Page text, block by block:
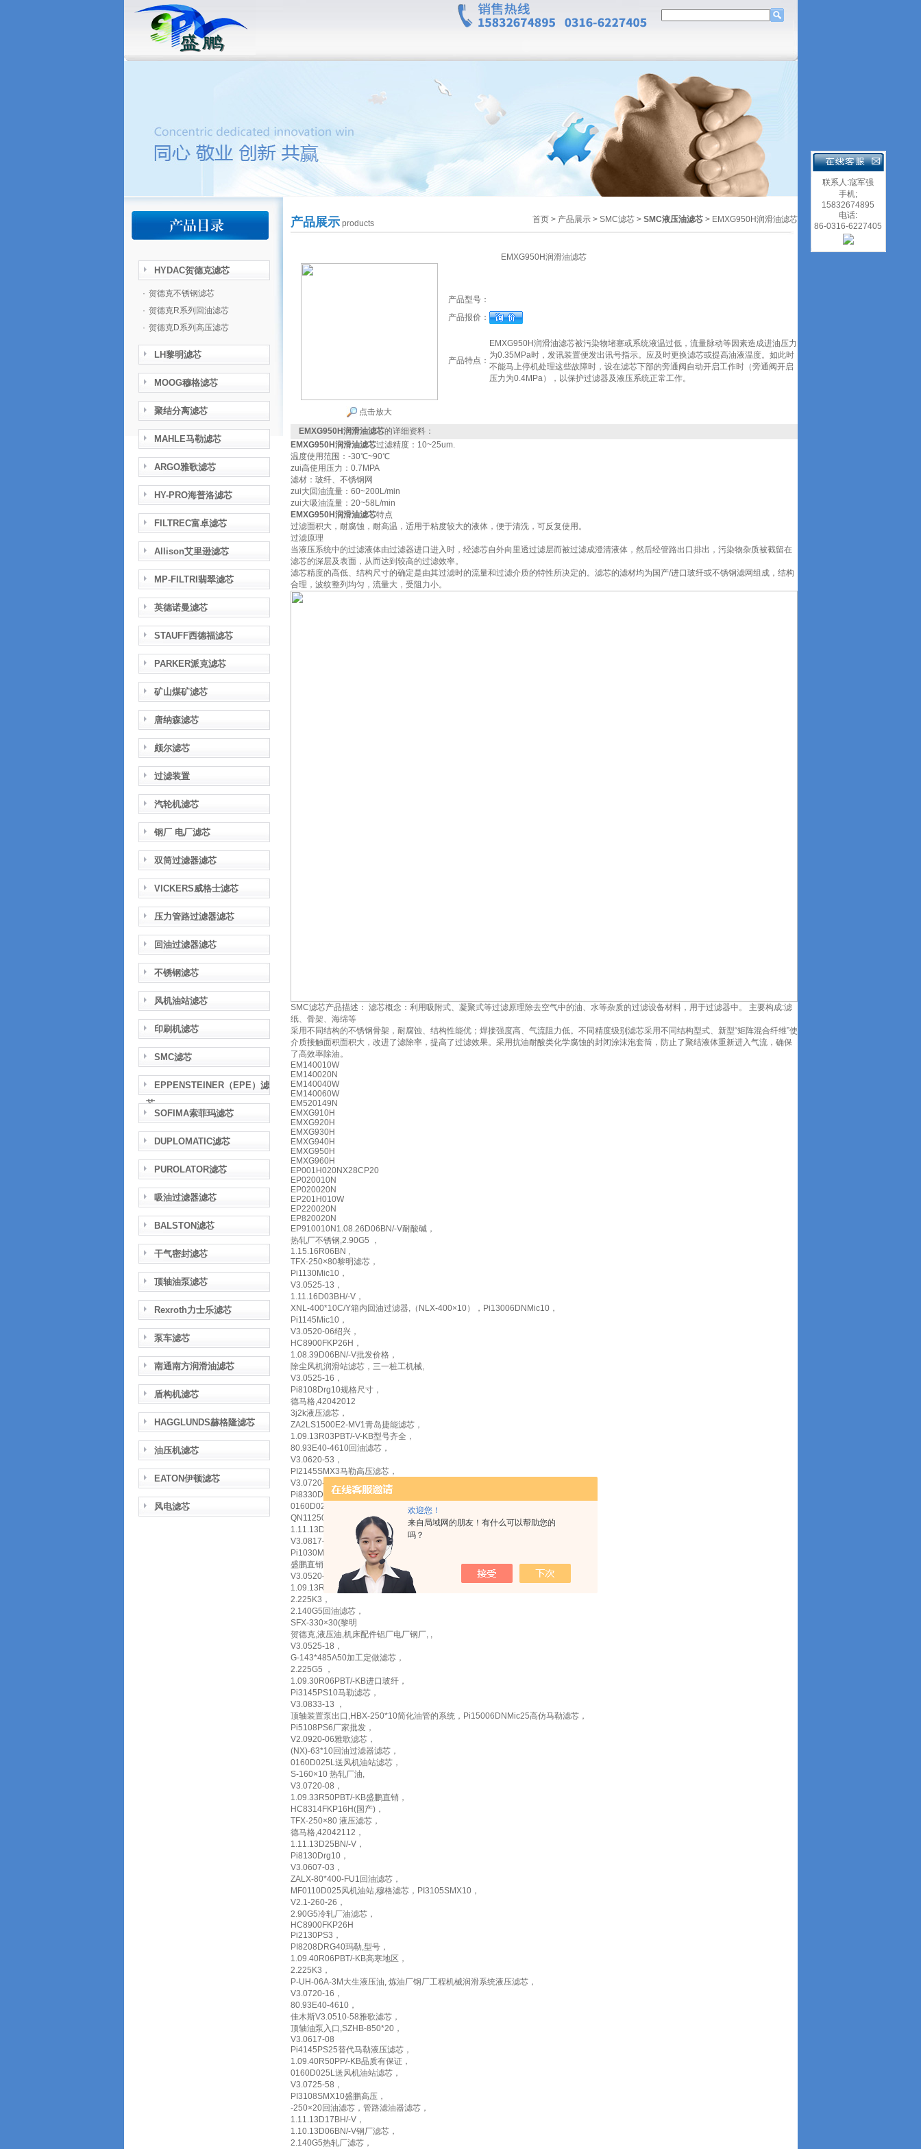
欢迎您！
来自局域网的朋友！有什么可以帮助您的
吗？
HYDAC贺德克滤芯
· 贺德克不锈钢滤芯
· 贺德克R系列回油滤芯
· 贺德克D系列高压滤芯
LH黎明滤芯
MOOG穆格滤芯
聚结分离滤芯
MAHLE马勒滤芯
ARGO雅歌滤芯
HY-PRO海普洛滤芯
FILTREC富卓滤芯
Allison艾里逊滤芯
MP-FILTRI翡翠滤芯
英德诺曼滤芯
STAUFF西德福滤芯
PARKER派克滤芯
矿山煤矿滤芯
唐纳森滤芯
颇尔滤芯
过滤装置
汽轮机滤芯
钢厂 电厂滤芯
双筒过滤器滤芯
VICKERS威格士滤芯
压力管路过滤器滤芯
回油过滤器滤芯
不锈钢滤芯
风机油站滤芯
印刷机滤芯
SMC滤芯
EPPENSTEINER（EPE）滤
芯
SOFIMA索菲玛滤芯
DUPLOMATIC滤芯
PUROLATOR滤芯
吸油过滤器滤芯
BALSTON滤芯
干气密封滤芯
顶轴油泵滤芯
Rexroth力士乐滤芯
泵车滤芯
南通南方润滑油滤芯
盾构机滤芯
HAGGLUNDS赫格隆滤芯
油压机滤芯
EATON伊顿滤芯
风电滤芯
产品展示products 首页> 产品展示> SMC滤芯> SMC液压油滤芯> EMXG950H润滑油滤芯
EMXG950H润滑油滤芯
点击放大
产品型号：
产品报价：
产品特点：
EMXG950H润滑油滤芯被污染物堵塞或系统液温过低，流量脉动等因素造成进油压力
为0.35MPa时，发讯装置便发出讯号指示。应及时更换滤芯或提高油液温度。如此时
不能马上停机处理这些故障时，设在滤芯下部的旁通阀自动开启工作时（旁通阀开启
压力为0.4MPa），以保护过滤器及液压系统正常工作。
EMXG950H润滑油滤芯的详细资料：
EMXG950H润滑油滤芯过滤精度：10~25um.
温度使用范围：-30℃~90℃
zui高使用压力：0.7MPA
滤材：玻纤、不锈钢网
zui大回油流量：60~200L/min
zui大吸油流量：20~58L/min
EMXG950H润滑油滤芯特点
过滤面积大，耐腐蚀，耐高温，适用于粘度较大的液体，便于清洗，可反复使用。
过滤原理
当液压系统中的过滤液体由过滤器进口进入时，经滤芯自外向里透过滤层而被过滤成澄清液体，然后经管路出口排出，污染物杂质被截留在
滤芯的深层及表面，从而达到较高的过滤效率。
滤芯精度的高低、结构尺寸的确定是由其过滤时的流量和过滤介质的特性所决定的。滤芯的滤材均为国产/进口玻纤或不锈钢滤网组成，结构
合理，波纹整列均匀，流量大，受阻力小。
SMC滤芯产品描述： 滤芯概念：利用吸附式、凝聚式等过滤原理除去空气中的油、水等杂质的过滤设备材料，用于过滤器中。 主要构成:滤
纸、骨架、海绵等
采用不同结构的不锈钢骨架，耐腐蚀、结构性能优；焊接强度高、气流阻力低。不同精度级别滤芯采用不同结构型式、新型“矩阵混合纤维”使
介质接触面积面积大，改进了滤除率，提高了过滤效果。采用抗油耐酸类化学腐蚀的封闭涂沫泡套筒，防止了聚结液体重新进入气流，确保
了高效率除油。
EM140010W
EM140020N
EM140040W
EM140060W
EM520149N
EMXG910H
EMXG920H
EMXG930H
EMXG940H
EMXG950H
EMXG960H
EP001H020NX28CP20
EP020010N
EP020020N
EP201H010W
EP220020N
EP820020N
EP910010N1.08.26D06BN/-V耐酸碱，
热轧厂不锈钢,2.90G5 ，
1.15.16R06BN ,
TFX-250×80黎明滤芯，
Pi1130Mic10，
V3.0525-13，
1.11.16D03BH/-V，
XNL-400*10C/Y箱内回油过滤器,（NLX-400×10），Pi13006DNMic10，
Pi1145Mic10，
V3.0520-06绍兴，
HC8900FKP26H，
1.08.39D06BN/-V批发价格，
除尘风机润滑站滤芯，三一桩工机械,
V3.0525-16，
Pi8108Drg10规格尺寸，
德马格,42042012
3j2k液压滤芯，
ZA2LS1500E2-MV1青岛捷能滤芯，
1.09.13R03PBT/-V-KB型号齐全，
80.93E40-4610回油滤芯，
V3.0620-53，
PI2145SMX3马勒高压滤芯，
V3.0720-06，
Pi8330Drg40，
0160D025L送风机油站高压滤芯
QN112500SS10滤油机滤芯，
1.11.13D25BN/-V，
V3.0817-26，
Pi1030Mic25，
盛鹏直销PI2160SMX3，
V3.0520-03牡丹江销售，
1.09.13R90PBT/-KB规格标准，
2.225K3，
2.140G5回油滤芯，
SFX-330×30(黎明
贺德克,液压油,机床配件铝厂电厂钢厂, ,
V3.0525-18，
G-143*485A50加工定做滤芯，
2.225G5 ，
1.09.30R06PBT/-KB进口玻纤，
Pi3145PS10马勒滤芯，
V3.0833-13 ，
顶轴装置泵出口,HBX-250*10简化油管的系统，Pi15006DNMic25高仿马勒滤芯，
Pi5108PS6厂家批发，
V2.0920-06雅歌滤芯，
(NX)-63*10回油过滤器滤芯，
0160D025L送风机油站滤芯，
S-160×10 热轧厂油,
V3.0720-08，
1.09.33R50PBT/-KB盛鹏直销，
HC8314FKP16H(国产)，
TFX-250×80 液压滤芯，
德马格,42042112，
1.11.13D25BN/-V，
Pi8130Drg10，
V3.0607-03，
ZALX-80*400-FU1回油滤芯，
MF0110D025风机油站,穆格滤芯，PI3105SMX10，
V2.1-260-26，
2.90G5冷轧厂油滤芯，
HC8900FKP26H
Pi2130PS3，
PI8208DRG40玛勒,型号，
1.09.40R06PBT/-KB高寒地区，
2.225K3，
P-UH-06A-3M大生液压油, 炼油厂钢厂工程机械润滑系统液压滤芯，
V3.0720-16，
80.93E40-4610，
佳木斯V3.0510-58雅歌滤芯，
顶轴油泵入口,SZHB-850*20，
V3.0617-08
Pi4145PS25替代马勒液压滤芯，
1.09.40R50PP/-KB品质有保证，
0160D025L送风机油站滤芯，
V3.0725-58，
PI3108SMX10盛鹏高压，
-250×20回油滤芯，管路滤油器滤芯，
1.11.13D17BH/-V，
1.10.13D06BN/-V钢厂滤芯，
2.140G5热轧厂滤芯，
联系人:寇军强
手机;
15832674895
电话:
86-0316-6227405